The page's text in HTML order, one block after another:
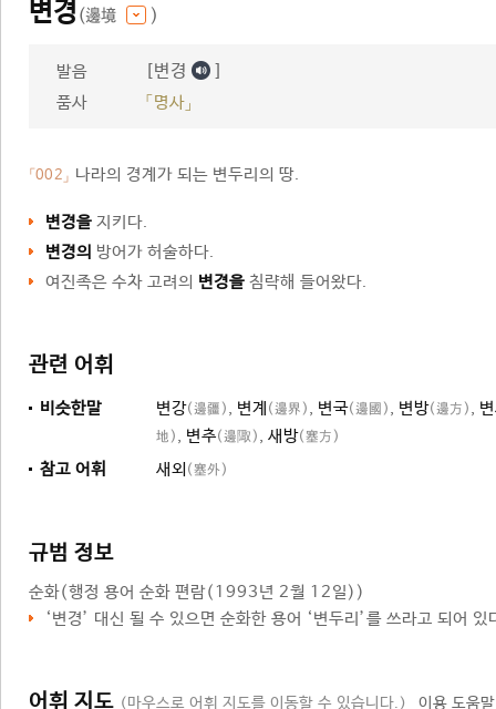
변경 (邊境 )
발음 [변경 ]
품사 「명사」
「002」 나라의 경계가 되는 변두리의 땅.
변경을 지키다.
변경의 방어가 허술하다.
여진족은 수차 고려의 변경을 침략해 들어왔다.
관련 어휘
비슷한말 변강(邊疆) , 변계 (邊界) , 변국(邊國) , 변방(邊方) ,
地) , 변추(邊陬) , 새방(塞方)
참고 어휘 새외 (塞外)
규범 정보
순화(행정 용어 순화 편람(1993년 2월 12일))
‘변경’ 대신 될 수 있으면 순화한 용어 ‘변두리 ’를 쓰라고 되어 있
어휘 지도 (마우스로 어휘 지도를 이동할 수 있습니다.) 이용 도움